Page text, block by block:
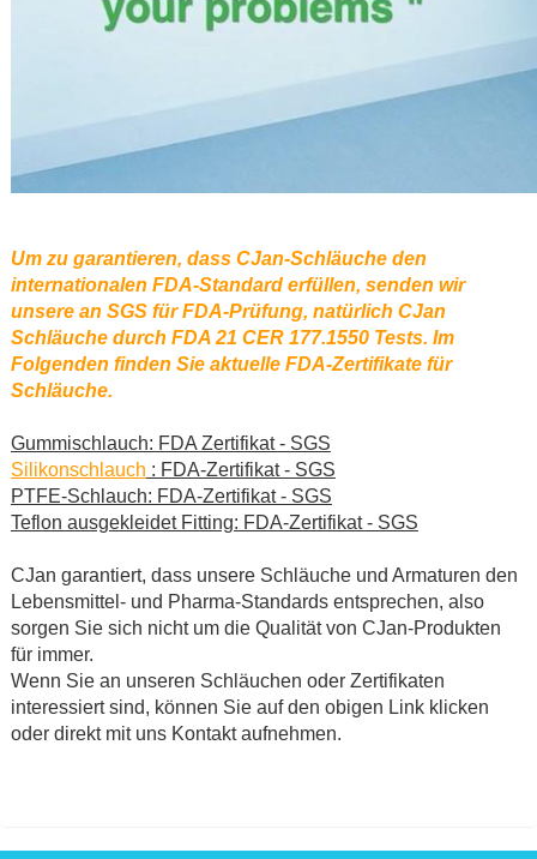
Um zu garantieren, dass CJan-Schläuche den
internationalen FDA-Standard erfüllen, senden wir
unsere an SGS für FDA-Prüfung, natürlich CJan
Schläuche durch FDA 21 CER 177.1550 Tests. Im
Folgenden finden Sie aktuelle FDA-Zertifikate für
Schläuche.
Gummischlauch: FDA Zertifikat - SGS
Silikonschlauch : FDA-Zertifikat - SGS
PTFE-Schlauch: FDA-Zertifikat - SGS
Teflon ausgekleidet Fitting: FDA-Zertifikat - SGS
CJan garantiert, dass unsere Schläuche und Armaturen den
Lebensmittel- und Pharma-Standards entsprechen, also
sorgen Sie sich nicht um die Qualität von CJan-Produkten
für immer.
Wenn Sie an unseren Schläuchen oder Zertifikaten
interessiert sind, können Sie auf den obigen Link klicken
oder direkt mit uns Kontakt aufnehmen.